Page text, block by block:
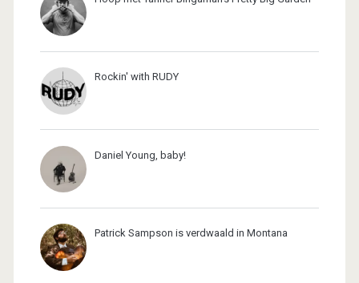
Rockin' with RUDY
Daniel Young, baby!
Patrick Sampson is verdwaald in Montana